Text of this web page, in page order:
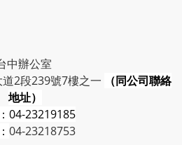
中辦公室
2段239號7樓之一
（同公司聯絡
地址）
04-23219185
04-23218753